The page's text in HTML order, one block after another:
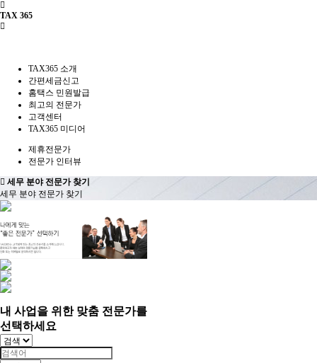
TAX 365
TAX365 소개
간편세금신고
홈택스 민원발급
최고의 전문가
고객센터
TAX365 미디어
제휴전문가
전문가 인터뷰
세무 분야 전문가 찾기
세무 분야 전문가 찾기
내 사업을 위한 맞춤 전문가를
선택하세요